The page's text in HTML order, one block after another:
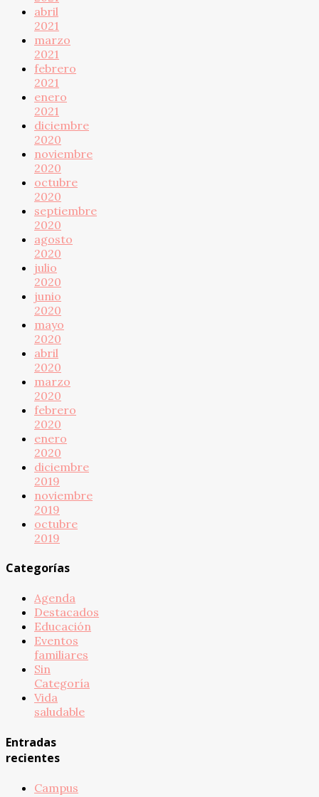
abril
2021
marzo
2021
febrero
2021
enero
2021
diciembre
2020
noviembre
2020
octubre
2020
septiembre
2020
agosto
2020
julio
2020
junio
2020
mayo
2020
abril
2020
marzo
2020
febrero
2020
enero
2020
diciembre
2019
noviembre
2019
octubre
2019
Categorías
Agenda
Destacados
Educación
Eventos
familiares
Sin
Categoría
Vida
saludable
Entradas
recientes
Campus